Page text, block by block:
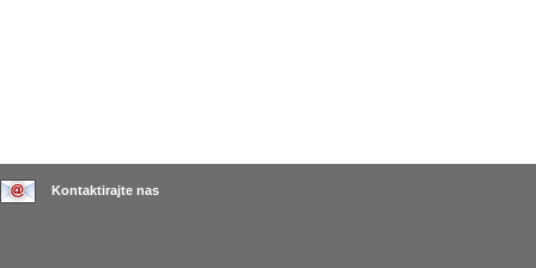
Kontaktirajte nas